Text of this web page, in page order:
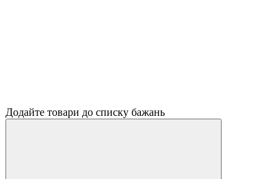
Додайте товари до списку бажань